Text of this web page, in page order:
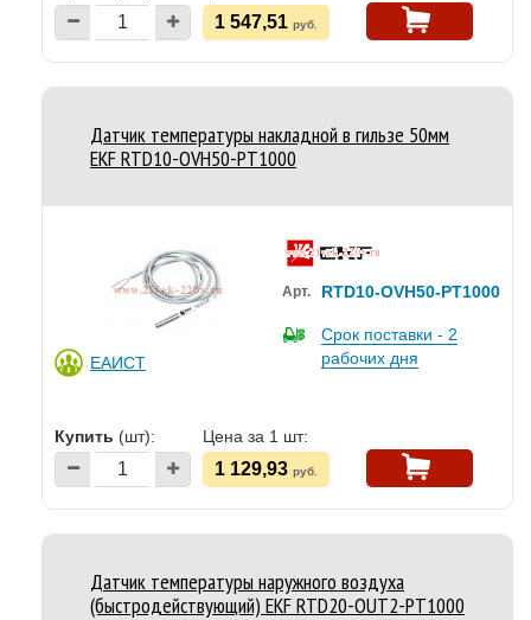
1 547,51 руб.
Датчик температуры накладной в гильзе 50мм
EKF RTD10-OVH50-PT1000
ЕАИСТ
Арт. RTD10-OVH50-PT1000
Срок поставки - 2
рабочих дня
Купить (шт): Цена за 1 шт:
1 129,93 руб.
Датчик температуры наружного воздуха
(быстродействующий) EKF RTD20-OUT2-PT1000